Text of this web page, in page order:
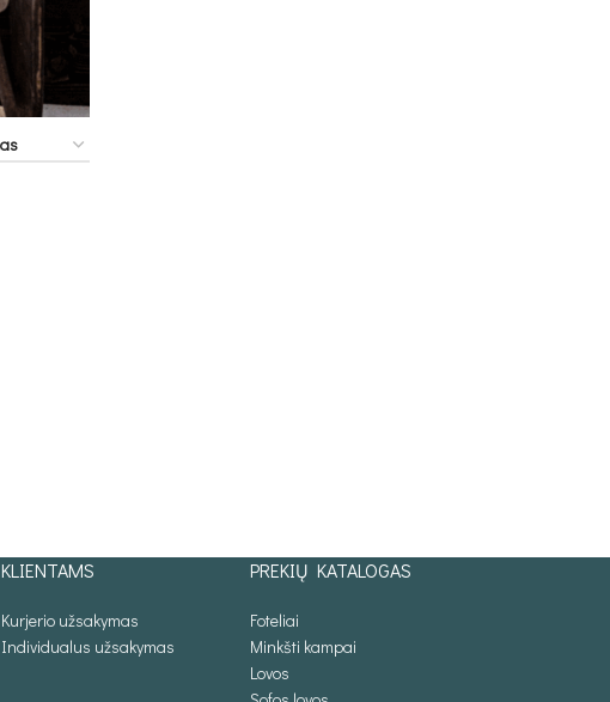
KLIENTAMS
Kurjerio užsakymas
Individualus užsakymas
PREKIŲ KATALOGAS
Foteliai
Minkšti kampai
Lovos